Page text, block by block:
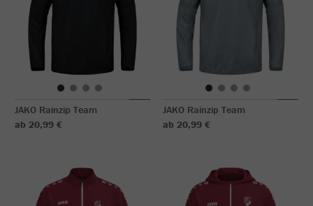
JAKO Rainzip Team
ab 20,99 €
JAKO Rainzip Team
ab 20,99 €